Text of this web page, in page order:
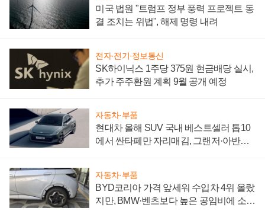
미국 법원 "트럼프 정부 풍력 프로젝트 동
결 조치는 위법", 해제 명령 내려
전자·전기·정보통신
SK하이닉스 1주당 375원 현금배당 실시,
추가 주주환원 계획 9월 공개 예정
자동차·부품
현대차 올해 SUV 국내 베스트셀러 톱10
에서 싼타페만 자리매김, 그랜저·아반떼
자동차·부품
BYD코리아 가격 앞세워 수입차 4위 올랐
지만, BMW·벤츠보다 높은 공임비에 소비